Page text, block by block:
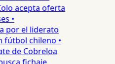
acepta oferta
•
por el liderato
fútbol chileno •
de Cobreloa
fichaje